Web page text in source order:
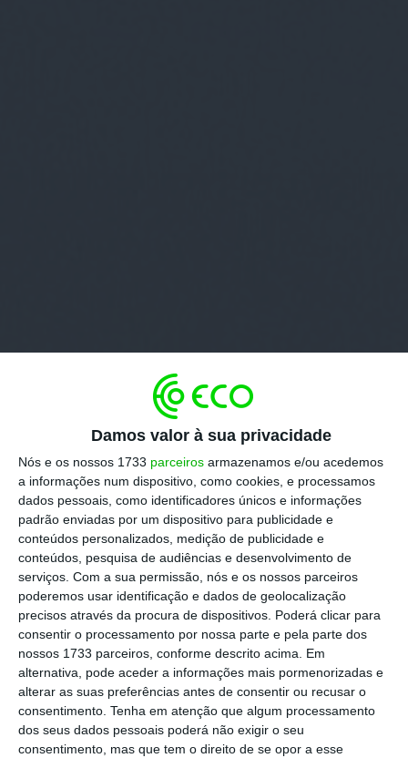
Damos valor à sua privacidade
Nós e os nossos 1733 parceiros armazenamos e/ou acedemos
a informações num dispositivo, como cookies, e processamos
dados pessoais, como identificadores únicos e informações
padrão enviadas por um dispositivo para publicidade e
conteúdos personalizados, medição de publicidade e
conteúdos, pesquisa de audiências e desenvolvimento de
serviços. Com a sua permissão, nós e os nossos parceiros
poderemos usar identificação e dados de geolocalização
precisos através da procura de dispositivos. Poderá clicar para
consentir o processamento por nossa parte e pela parte dos
nossos 1733 parceiros, conforme descrito acima. Em
alternativa, pode aceder a informações mais pormenorizadas e
alterar as suas preferências antes de consentir ou recusar o
consentimento. Tenha em atenção que algum processamento
dos seus dados pessoais poderá não exigir o seu
consentimento, mas que tem o direito de se opor a esse